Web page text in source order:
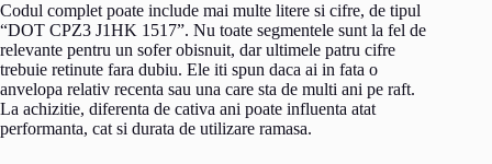
Codul complet poate include mai multe litere si cifre, de tipul
“DOT CPZ3 J1HK 1517”. Nu toate segmentele sunt la fel de
relevante pentru un sofer obisnuit, dar ultimele patru cifre
trebuie retinute fara dubiu. Ele iti spun daca ai in fata o
anvelopa relativ recenta sau una care sta de multi ani pe raft.
La achizitie, diferenta de cativa ani poate influenta atat
performanta, cat si durata de utilizare ramasa.